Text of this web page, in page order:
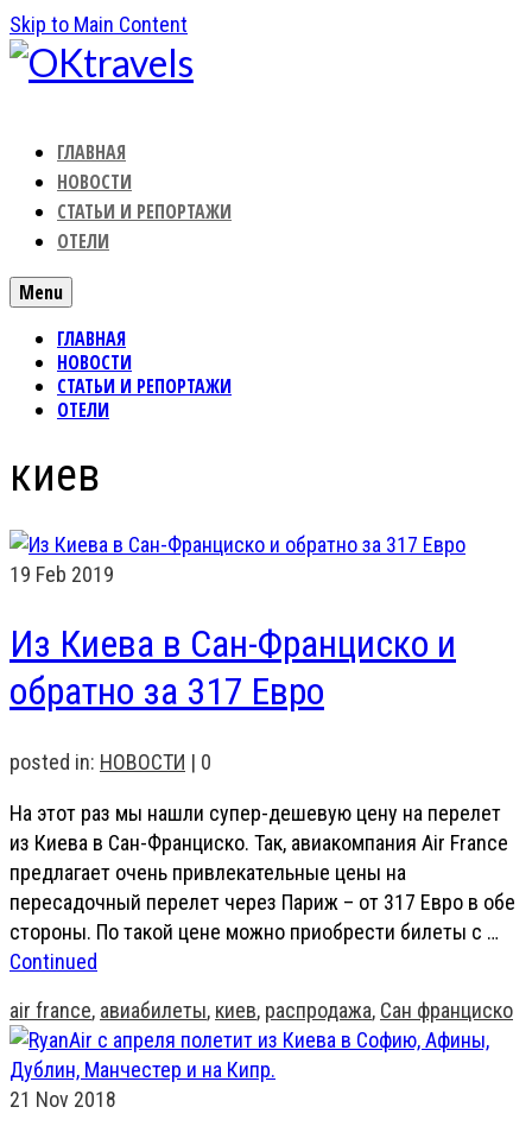
Skip to Main Content
ГЛАВНАЯ
НОВОСТИ
СТАТЬИ И РЕПОРТАЖИ
ОТЕЛИ
Menu
ГЛАВНАЯ
НОВОСТИ
СТАТЬИ И РЕПОРТАЖИ
ОТЕЛИ
киев
19 Feb 2019
Из Киева в Сан-Франциско и
обратно за 317 Евро
posted in: НОВОСТИ | 0
На этот раз мы нашли супер-дешевую цену на перелет
из Киева в Сан-Франциско. Так, авиакомпания Air France
предлагает очень привлекательные цены на
пересадочный перелет через Париж – от 317 Евро в обе
стороны. По такой цене можно приобрести билеты с …
Continued
air france, авиабилеты, киев, распродажа, Сан франциско
21 Nov 2018